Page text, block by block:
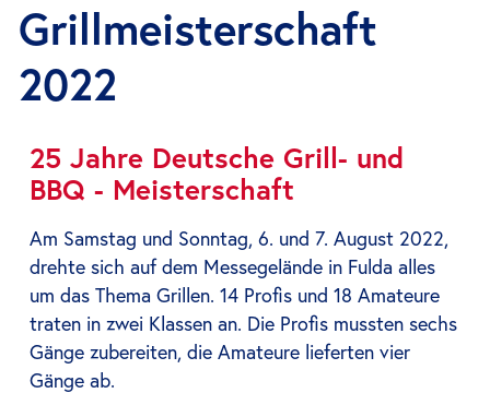
Grillmeisterschaft
2022
25 Jahre Deutsche Grill- und
BBQ - Meisterschaft
Am Samstag und Sonntag, 6. und 7. August 2022,
drehte sich auf dem Messegelände in Fulda alles
um das Thema Grillen. 14 Profis und 18 Amateure
traten in zwei Klassen an. Die Profis mussten sechs
Gänge zubereiten, die Amateure lieferten vier
Gänge ab.